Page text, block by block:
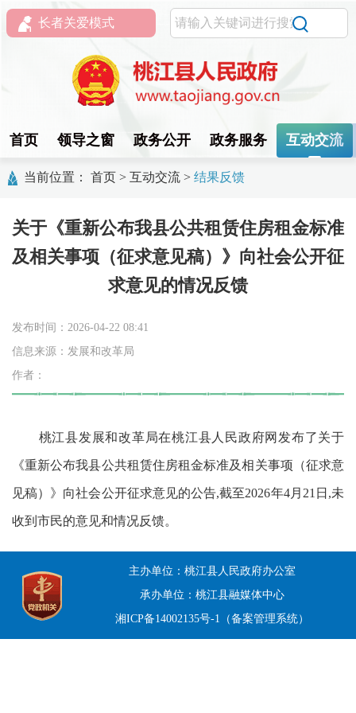
长者关爱模式
首页 领导之窗 政务公开 政务服务 互动交流
当前位置： 首页 > 互动交流 > 结果反馈
关于《重新公布我县公共租赁住房租金标准
及相关事项（征求意见稿）》向社会公开征
求意见的情况反馈
发布时间：2026-04-22 08:41
信息来源：发展和改革局
作者：
桃江县发展和改革局在桃江县人民政府网发布了关于
《重新公布我县公共租赁住房租金标准及相关事项（征求意
见稿）》向社会公开征求意见的公告,截至2026年4月21日,未
收到市民的意见和情况反馈。
主办单位：桃江县人民政府办公室
承办单位：桃江县融媒体中心
湘ICP备14002135号-1（备案管理系统）